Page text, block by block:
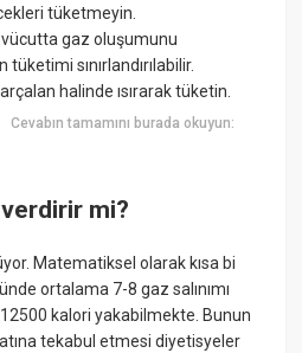
tüketmeyin.
gaz oluşumunu
sınırlandırılabilir.
halinde ısırarak tüketin.
Cevabın tamamını burada okuyun:
verdirir mi?
Matematiksel olarak kısa bi
ortalama 7-8 gaz salınımı
12500 kalori yakabilmekte. Bunun
tekabul etmesi diyetisyeler